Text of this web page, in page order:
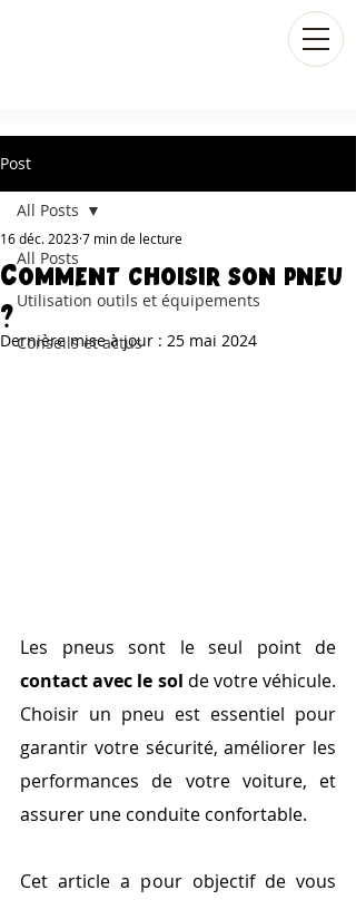
Post
All Posts
Utilisation outils et équipements
Conseils et actus
All Posts
Comment choisir son pneu
?
16 déc. 20237 min de lecture
Dernière mise à jour : 25 mai 2024
contact avec le sol de votre véhicule.
Choisir un pneu est essentiel pour
garantir votre sécurité, améliorer les
performances de votre voiture, et
assurer une conduite confortable.
Cet article a pour objectif de vous